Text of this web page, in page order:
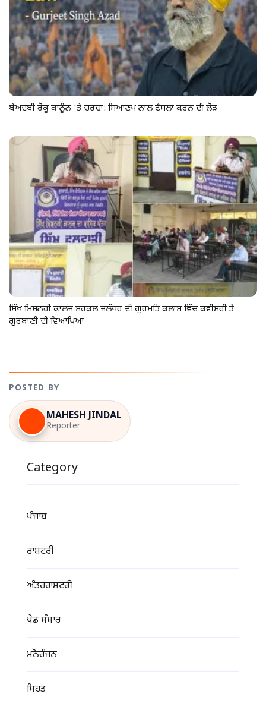
ਬੇਅਦਬੀ ਰੋਕੂ ਕਾਨੂੰਨ ‘ਤੇ ਚਰਚਾ: ਸਿਆਣਪ ਨਾਲ ਫੈਸਲਾ ਕਰਨ ਦੀ ਲੋੜ
ਸਿੱਖ ਮਿਸ਼ਨਰੀ ਕਾਲਜ ਸਰਕਲ ਜਲੰਧਰ ਦੀ ਗੁਰਮਤਿ ਕਲਾਸ ਵਿੱਚ ਕਵੀਸ਼ਰੀ ਤੇ
ਗੁਰਬਾਣੀ ਦੀ ਵਿਆਖਿਆ
POSTED BY
MAHESH JINDAL
Reporter
Category
ਪੰਜਾਬ
ਰਾਸ਼ਟਰੀ
ਅੰਤਰਰਾਸ਼ਟਰੀ
ਖੇਡ ਸੰਸਾਰ
ਮਨੋਰੰਜਨ
ਸਿਹਤ